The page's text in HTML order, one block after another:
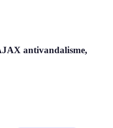
antivandalisme,